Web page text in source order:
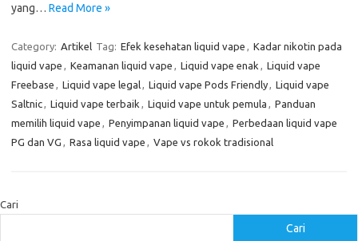
yang… Read More »
Category: Artikel Tag: Efek kesehatan liquid vape , Kadar nikotin pada
liquid vape , Keamanan liquid vape , Liquid vape enak , Liquid vape
Freebase , Liquid vape legal, Liquid vape Pods Friendly, Liquid vape
Saltnic, Liquid vape terbaik , Liquid vape untuk pemula , Panduan
memilih liquid vape , Penyimpanan liquid vape , Perbedaan liquid vape
PG dan VG , Rasa liquid vape , Vape vs rokok tradisional
Cari
Cari